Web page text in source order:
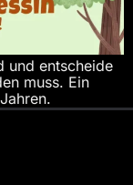
und entscheide
muss. Ein